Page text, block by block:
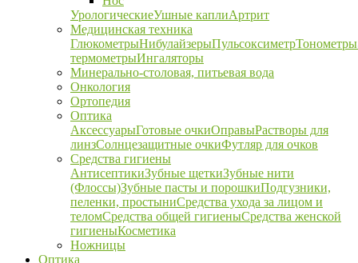
УрологическиеУшные каплиАртрит
Медицинская техника
ГлюкометрыНибулайзерыПульсоксиметрТонометры
термометрыИнгаляторы
Минерально-столовая, питьевая вода
Онкология
Ортопедия
Оптика
АксессуарыГотовые очкиОправыРастворы для
линзСолнцезащитные очкиФутляр для очков
Средства гигиены
АнтисептикиЗубные щеткиЗубные нити
(Флоссы)Зубные пасты и порошкиПодгузники,
пеленки, простыниСредства ухода за лицом и
теломСредства общей гигиеныСредства женской
гигиеныКосметика
Ножницы
Оптика